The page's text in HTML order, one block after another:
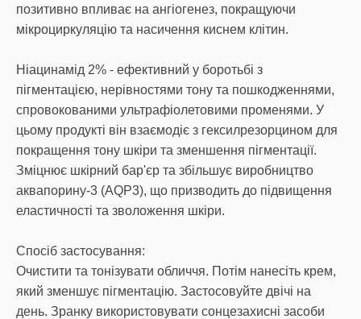
позитивно впливає на ангіогенез, покращуючи
мікроциркуляцію та насичення киснем клітин.
Ніацинамід 2% - ефективний у боротьбі з
пігментацією, нерівностями тону та пошкодженнями,
спровокованими ультрафіолетовими променями. У
цьому продукті він взаємодіє з гексилрезорцином для
покращення тону шкіри та зменшення пігментації.
Зміцнює шкірний бар'єр та збільшує виробництво
аквапорину-3 (AQP3), що призводить до підвищення
еластичності та зволоження шкіри.
Спосіб застосування:
Очистити та тонізувати обличчя. Потім нанесіть крем,
який зменшує пігментацію. Застосовуйте двічі на
день. Зранку використовувати сонцезахисні засоби